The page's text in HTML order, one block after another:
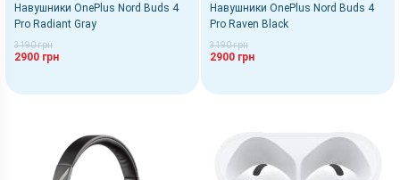
Навушники OnePlus Nord Buds 4
Pro Radiant Gray
3190 грн
2900 грн
Навушники OnePlus Nord Buds 4
Pro Raven Black
3190 грн
2900 грн